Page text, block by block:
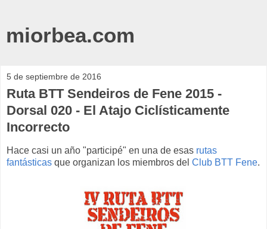
miorbea.com
5 de septiembre de 2016
Ruta BTT Sendeiros de Fene 2015 -
Dorsal 020 - El Atajo Ciclísticamente
Incorrecto
Hace casi un año "participé" en una de esas rutas
fantásticas que organizan los miembros del Club BTT Fene.